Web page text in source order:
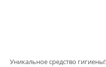
Уникальное средство гигиены!